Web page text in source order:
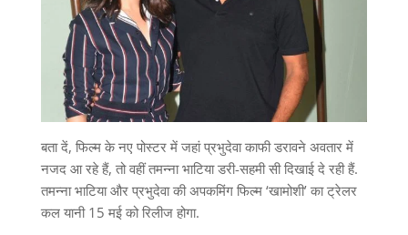
बता दें, फिल्म के नए पोस्टर में जहां प्रभुदेवा काफी डरावने अवतार में
नजद आ रहे हैं, तो वहीं तमन्ना भाटिया डरी-सहमी सी दिखाई दे रही हैं.
तमन्ना भाटिया और प्रभुदेवा की अपकमिंग फिल्म ‘खामोशी’ का ट्रेलर
कल यानी 15 मई को रिलीज होगा.